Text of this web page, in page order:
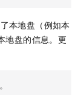
本地盘（例如本
地盘的信息。更